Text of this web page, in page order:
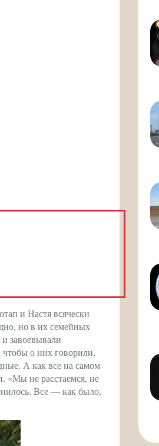
и Настя всячески
но в их семейных
завоевывали
чтобы о них говорили,
А как все на самом
«Мы не расстаемся, не
Все — как было,